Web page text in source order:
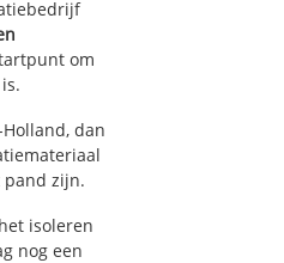
om
dan
pand zijn.
isoleren
nog een